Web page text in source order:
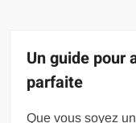
Un guide pour
parfaite
Que vous soyez